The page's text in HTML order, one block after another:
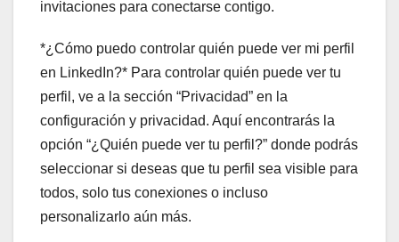
invitaciones para conectarse contigo.
*¿Cómo puedo controlar quién puede ver mi perfil
en LinkedIn?* Para controlar quién puede ver tu
perfil, ve a la sección “Privacidad” en la
configuración y privacidad. Aquí encontrarás la
opción “¿Quién puede ver tu perfil?” donde podrás
seleccionar si deseas que tu perfil sea visible para
todos, solo tus conexiones o incluso
personalizarlo aún más.